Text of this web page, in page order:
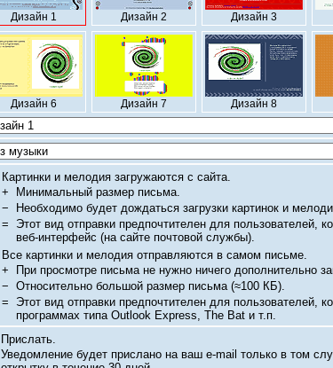
Дизайн 1 Дизайн 2 Дизайн 3
Дизайн 6 Дизайн 7 Дизайн 8
Картинки и мелодия загружаются с сайта.
+
Минимальный размер письма.
−
Необходимо будет дождаться загрузки картинок и
= Этот вид отправки предпочтителен для пользователей,
веб-интерфейс (на сайте почтовой службы).
Все картинки и мелодия отправляются в самом письме.
+
При просмотре письма не нужно ничего дополнительно
− Относительно большой размер письма (≈100 КБ).
= Этот вид отправки предпочтителен для пользователей,
программах типа Outlook Express, The Bat и т.п.
Прислать.
Уведомление будет прислано на ваш e-mail только в том